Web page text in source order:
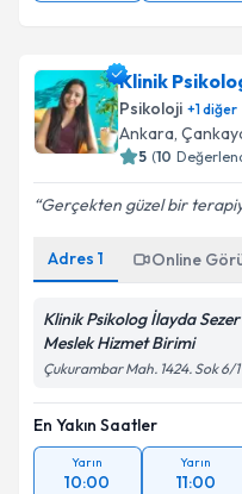
Klinik
Psikoloji +1diğer
Ankara,
5 (10
Gerçekten güzel bir
Adres 1 Online
Klinik Psikolog İlayda
Meslek Hizmet Birimi
Çukurambar Mah. 1424. Sok 6/
En Yakın Saatler
Yarın
10:00
Yarın
11:00